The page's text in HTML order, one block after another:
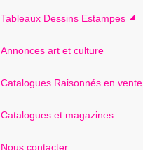
Tableaux Dessins Estampes
Annonces art et culture
Catalogues Raisonnés en vente
Catalogues et magazines
Nous contacter